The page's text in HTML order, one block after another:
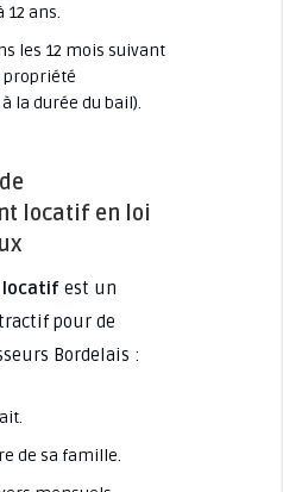
12 ans.
les 12 mois suivant
propriété
la durée du bail).
locatif en loi
locatif est un
pour de
Bordelais :
de sa famille.